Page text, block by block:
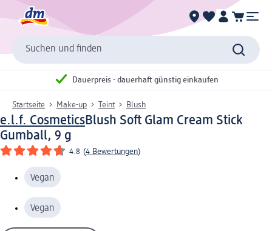
Suchen und finden
Dauerpreis - dauerhaft günstig einkaufen
Startseite Make-up Teint Blush
e.l.f. CosmeticsBlush Soft Glam Cream Stick
Gumball, 9 g
4.8 (4 Bewertungen)
Vegan
Vegan